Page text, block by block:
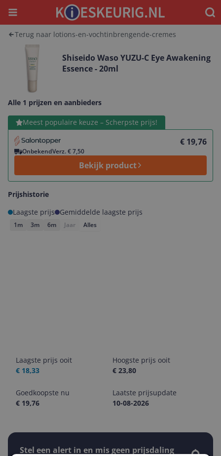
Menu
Terug naar lotions-en-vochtinbrengende-cremes
Shiseido Waso YUZU-C Eye Awakening
Essence - 20ml
Alle 1 prijzen en aanbieders
Meest populaire keuze – Scherpste prijs!
€ 19,76
OnbekendVerz. € 7,50
Bekijk product
Bekijk product
Prijshistorie
Laagste prijs
Gemiddelde laagste prijs
1m 3m 6m Jaar Alles
Laagste prijs ooit
€ 18,33
Hoogste prijs ooit
€ 23,80
Goedkoopste nu
€ 19,76
Laatste prijsupdate
10-08-2026
Stel een alert in en mis geen prijsdaling